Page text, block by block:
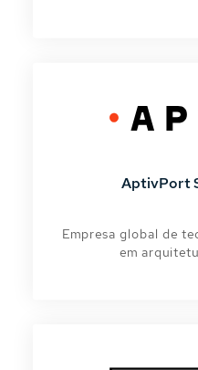
AptivPort
Empresa global de
em